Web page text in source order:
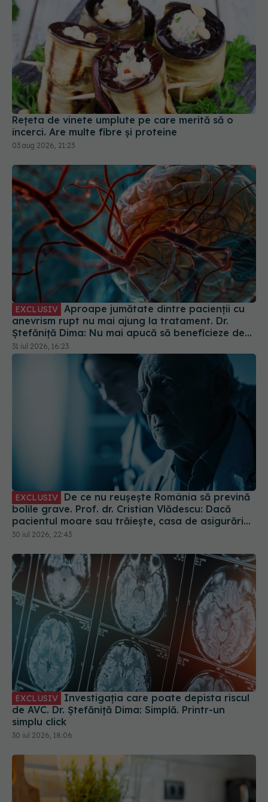
Rețeta de vinete umplute pe care merită să o
încerci. Are multe fibre și proteine
03 aug 2026, 21:23
EXCLUSIV
anevrism rupt nu mai ajung la tratament. Dr.
Ștefăniță Dima: Nu mai apucă să beneficieze de
tratament
31 iul 2026, 16:23
EXCLUSIV
bolile grave. Prof. dr. Cristian Vlădescu: Dacă
pacientul moare sau trăiește, casa de asigurări
primește aceeași sumă
30 iul 2026, 22:43
EXCLUSIV
de AVC. Dr. Ștefăniță Dima: Simplă. Printr-un
simplu click
30 iul 2026, 18:06